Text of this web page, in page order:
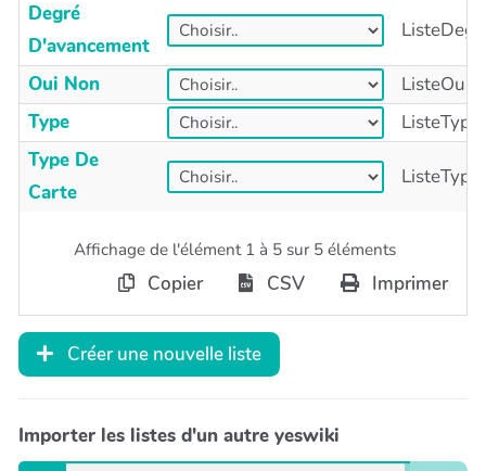
Degré
D'avancement
Oui Non
Type
ListeType
Type De
Carte
Affichage de l'élément 1 à 5 sur 5 éléments
Copier CSV Imprimer
Créer une nouvelle liste
Importer les listes d'un autre yeswiki